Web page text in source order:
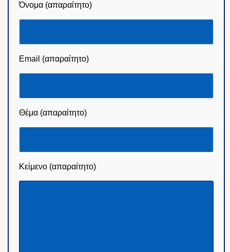
Όνομα (απαραίτητο)
Email (απαραίτητο)
Θέμα (απαραίτητο)
Κείμενο (απαραίτητο)